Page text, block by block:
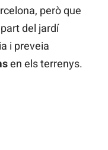
però que
del jardí
i preveia
en els terrenys.